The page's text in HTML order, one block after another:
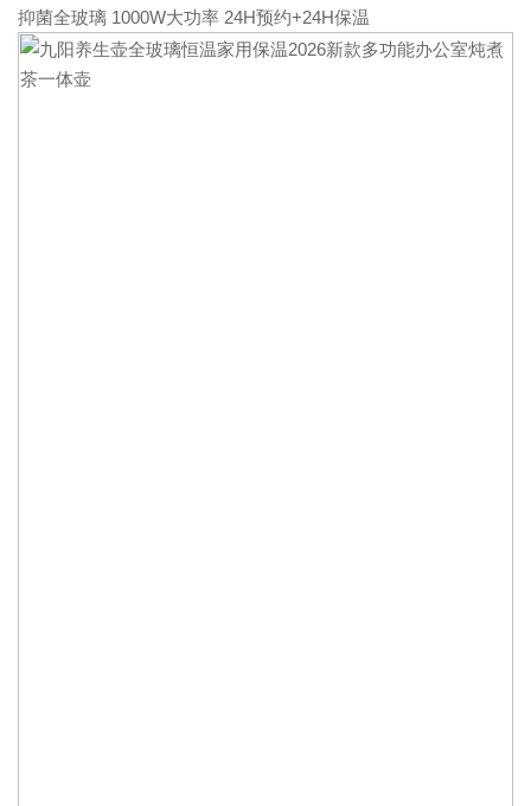
抑菌全玻璃 1000W大功率 24H预约+24H保温